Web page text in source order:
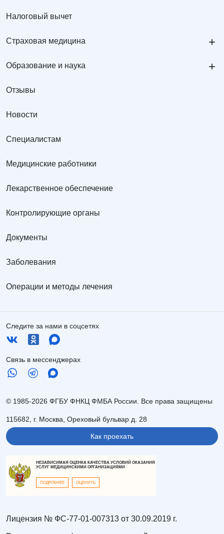
Налоговый вычет
Страховая медицина +
Образование и наука +
Отзывы
Новости
Специалистам
Медицинские работники
Лекарственное обеспечение
Контролирующие органы
Документы
Заболевания
Операции и методы лечения
Следите за нами в соцсетях
Связь в мессенджерах
© 1985-2026 ФГБУ ФНКЦ ФМБА России. Все права защищены
115682, г. Москва, Ореховый бульвар д. 28
Как проехать
НЕЗАВИСИМАЯ ОЦЕНКА КАЧЕСТВА УСЛОВИЙ ОКАЗАНИЯ
УСЛУГ МЕДИЦИНСКИМИ ОРГАНИЗАЦИЯМИ
ПОДРОБНЕЕ ОЦЕНИТЬ
Лицензия № ФС-77-01-007313 от 30.09.2019 г.